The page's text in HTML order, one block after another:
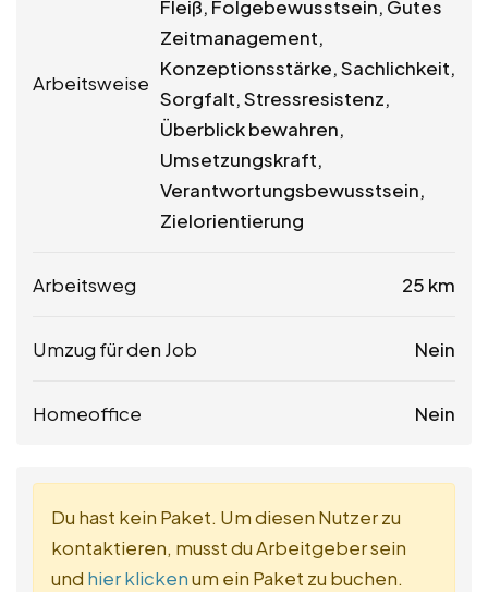
Arbeitsweise
Fleiß, Folgebewusstsein, Gutes
Zeitmanagement,
Konzeptionsstärke, Sachlichkeit,
Sorgfalt, Stressresistenz,
Überblick bewahren,
Umsetzungskraft,
Verantwortungsbewusstsein,
Zielorientierung
Arbeitsweg 25 km
Umzug für den Job Nein
Homeoffice Nein
Du hast kein Paket. Um diesen Nutzer zu
kontaktieren, musst du Arbeitgeber sein
und hier klickenum ein Paket zu buchen.